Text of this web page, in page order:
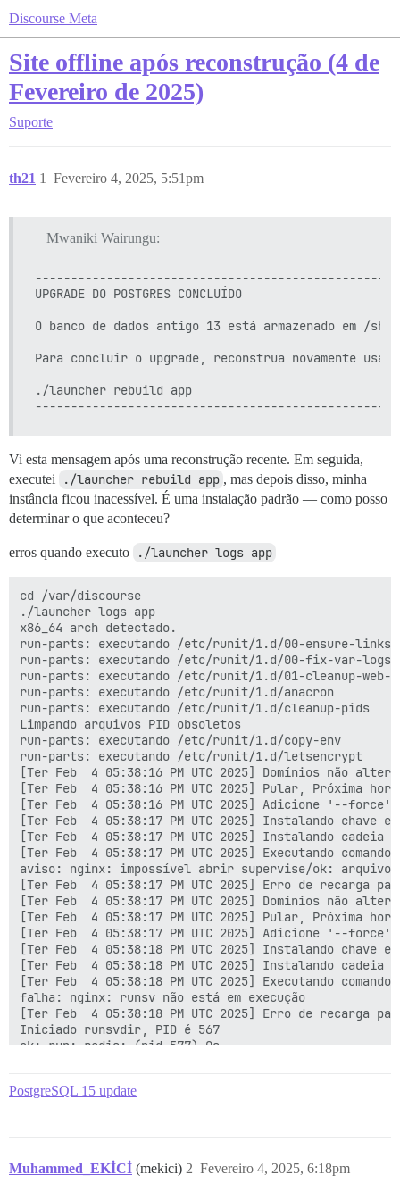
Discourse Meta
Site offline após reconstrução (4 de
Fevereiro de 2025)
Suporte
th21 Fevereiro 4, 2025, 5:51pm
1
Mwaniki Wairungu:
UPGRADE DO POSTGRES CONCLUÍDO
O banco de dados antigo 13 está armazenado em /
Para concluir o upgrade, reconstrua novamente
./launcher rebuild app
Vi esta mensagem após uma reconstrução recente. Em seguida,
executei
./launcher rebuild app , mas depois disso, minha
instância ficou inacessível. É uma instalação padrão — como posso
determinar o que aconteceu?
erros quando executo ./launcher logs app
cd /var/discourse
./launcher logs app
x86_64 arch detectado.
run-parts: executando /etc/runit/1.d/00-ensure-links
run-parts: executando /etc/runit/1.d/00-fix-var-logs
run-parts: executando /etc/runit/1.d/01-cleanup-web-
run-parts: executando /etc/runit/1.d/anacron
run-parts: executando /etc/runit/1.d/cleanup-pids
Limpando arquivos PID obsoletos
run-parts: executando /etc/runit/1.d/copy-env
run-parts: executando /etc/runit/1.d/letsencrypt
[Ter Feb  4 05:38:16 PM UTC 2025] Domínios não
[Ter Feb  4 05:38:16 PM UTC 2025] Pular, Próxima
[Ter Feb  4 05:38:16 PM UTC 2025] Adicione '--
[Ter Feb  4 05:38:17 PM UTC 2025] Instalando chave
[Ter Feb  4 05:38:17 PM UTC 2025] Instalando cadeia
[Ter Feb  4 05:38:17 PM UTC 2025] Executando
aviso: nginx: impossível abrir supervise/ok: arquivo
[Ter Feb  4 05:38:17 PM UTC 2025] Erro de recarga
[Ter Feb  4 05:38:17 PM UTC 2025] Domínios não
[Ter Feb  4 05:38:17 PM UTC 2025] Pular, Próxima
[Ter Feb  4 05:38:17 PM UTC 2025] Adicione '--
[Ter Feb  4 05:38:18 PM UTC 2025] Instalando chave
[Ter Feb  4 05:38:18 PM UTC 2025] Instalando cadeia
[Ter Feb  4 05:38:18 PM UTC 2025] Executando
falha: nginx: runsv não está em execução
[Ter Feb  4 05:38:18 PM UTC 2025] Erro de recarga
Iniciado runsvdir, PID é 567
ok: run: redis: (pid 577) 0s
supervisor pid: 575 unicorn pid: 607
run-parts: executando /etc/runit/3.d/02-unicorn
(575) saindo
PostgreSQL 15 update
Muhammed_EKİCİ (mekici) Fevereiro 4, 2025, 6:18pm
2